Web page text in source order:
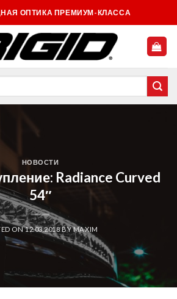
ОПТИКА ПРЕМИУМ-КЛАССА
НОВОСТИ
Radiance Curved
54″
ON12.03.2018BYMAXIM